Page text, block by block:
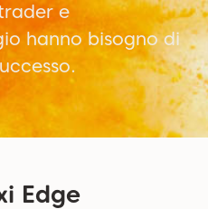
e
hanno bisogno di
Edge